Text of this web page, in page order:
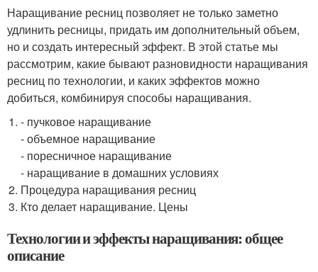
Наращивание ресниц позволяет не только заметно
удлинить ресницы, придать им дополнительный объем,
но и создать интересный эффект. В этой статье мы
рассмотрим, какие бывают разновидности наращивания
ресниц по технологии, и каких эффектов можно
добиться, комбинируя способы наращивания.
- пучковое наращивание
- объемное наращивание
- поресничное наращивание
- наращивание в домашних условиях
Процедура наращивания ресниц
Кто делает наращивание. Цены
Технологии и эффекты наращивания: общее
описание